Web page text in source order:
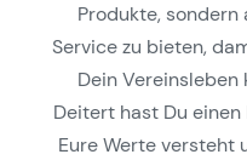
Produkte, sondern
Service zu bieten,
Dein
Deitert hast Du
Eure Werte versteht